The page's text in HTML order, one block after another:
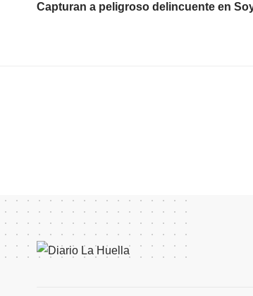
Capturan a peligroso delincuente en